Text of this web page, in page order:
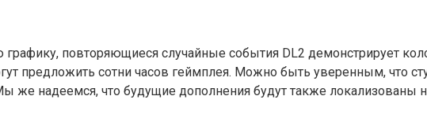
повторяющиеся случайные события DL2 демонстрирует
предложить сотни часов геймплея. Можно быть уверенным, что
же надеемся, что будущие дополнения будут также локализованы